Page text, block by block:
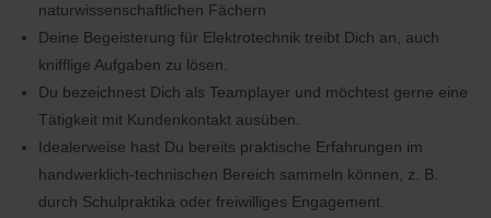
naturwissenschaftlichen Fächern
Deine Begeisterung für Elektrotechnik treibt Dich an, auch
knifflige Aufgaben zu lösen.
Du bezeichnest Dich als Teamplayer und möchtest gerne eine
Tätigkeit mit Kundenkontakt ausüben.
Idealerweise hast Du bereits praktische Erfahrungen im
handwerklich-technischen Bereich sammeln können, z. B.
durch Schulpraktika oder freiwilliges Engagement.